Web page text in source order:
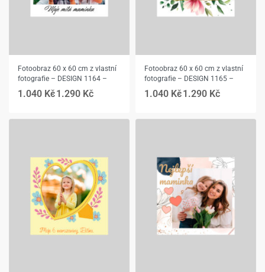
Fotoobraz 60 x 60 cm z vlastní
fotografie – DESIGN 1164 –
1.040 Kč1.290 Kč
Fotoobraz 60 x 60 cm z vlastní
fotografie – DESIGN 1165 –
1.040 Kč1.290 Kč